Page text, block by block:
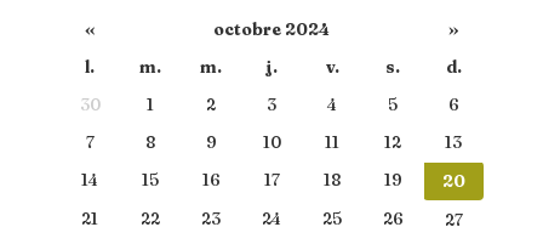
« octobre 2024
»
l.
m. m. j. v. s.
d.
30
1 2 3 4 5
6
7
8 9 10 11 12
13
14
15 16 17 18 19
20
21
22 23 24 25 26
27